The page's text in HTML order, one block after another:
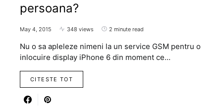
persoana?
May 4, 2015 348 views 2 minute read
Nu o sa apleleze nimeni la un service GSM pentru o
inlocuire display iPhone 6 din moment ce…
CITESTE TOT